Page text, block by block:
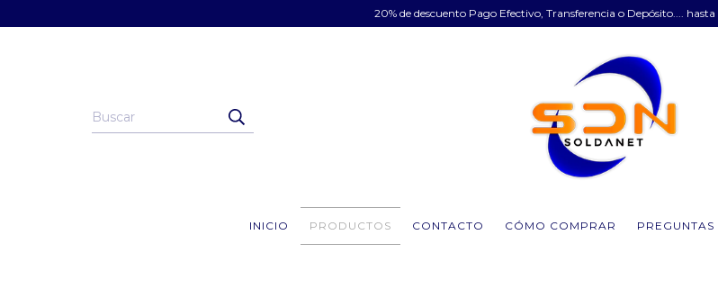
20% de descuento Pago Efectivo, Transferencia o Depósito.... hasta
INICIO PRODUCTOS CONTACTO CÓMO COMPRAR PREGUNTAS